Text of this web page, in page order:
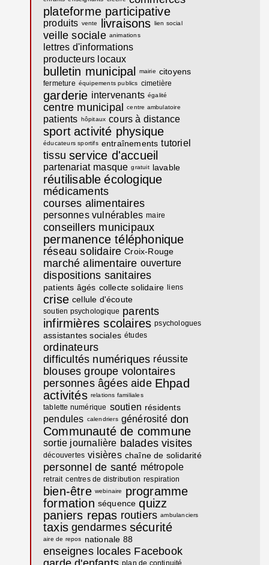
plateforme participative
produits vente livraisons lien social
veille sociale animations
lettres d'informations
producteurs locaux
bulletin municipal mairie citoyens
fermeture équipements publics cimetière
garderie intervenants égalité
centre municipal centre ambulatoire
patients hôpitaux cours à distance
sport activité physique
éducateurs sportifs entraînements tutoriel
tissu service d'accueil
partenariat masque gratuit lavable
réutilisable écologique
médicaments
courses alimentaires
personnes vulnérables maire
conseillers municipaux
permanence téléphonique
réseau solidaire Croix-Rouge
marché alimentaire ouverture
dispositions sanitaires
patients âgés collecte solidaire liens
crise cellule d'écoute
soutien psychologique parents
infirmières scolaires psychologues
assistantes sociales études
ordinateurs
difficultés numériques réussite
blouses groupe volontaires
personnes âgées aide Ehpad
activités relations familiales
tablette numérique soutien résidents
pendules calendriers générosité don
Communauté de commune
sortie journalière balades visites
découvertes visières chaîne de solidarité
personnel de santé métropole
retrait centres de distribution respiration
bien-être webinaire
programme
formation séquence quizz
paniers repas routiers ambulanciers
taxis gendarmes sécurité
aire de repos nationale 88
enseignes locales Facebook
plan de continuité